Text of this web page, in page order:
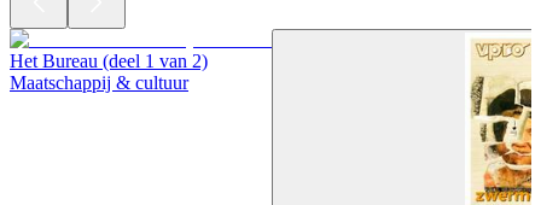
Het Bureau (deel 1 van 2)
Maatschappij & cultuur